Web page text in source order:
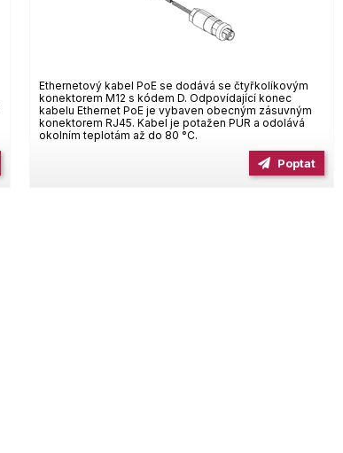
Ethernetový kabel PoE se dodává se čtyřkolíkovým
konektorem M12 s kódem D. Odpovídající konec
kabelu Ethernet PoE je vybaven obecným zásuvným
konektorem RJ45. Kabel je potažen PUR a odolává
okolním teplotám až do 80 °C.
Poptat